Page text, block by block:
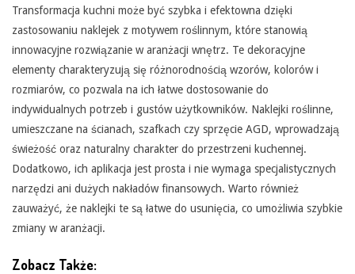
Transformacja kuchni może być szybka i efektowna dzięki
zastosowaniu naklejek z motywem roślinnym, które stanowią
innowacyjne rozwiązanie w aranżacji wnętrz. Te dekoracyjne
elementy charakteryzują się różnorodnością wzorów, kolorów i
rozmiarów, co pozwala na ich łatwe dostosowanie do
indywidualnych potrzeb i gustów użytkowników. Naklejki roślinne,
umieszczane na ścianach, szafkach czy sprzęcie AGD, wprowadzają
świeżość oraz naturalny charakter do przestrzeni kuchennej.
Dodatkowo, ich aplikacja jest prosta i nie wymaga specjalistycznych
narzędzi ani dużych nakładów finansowych. Warto również
zauważyć, że naklejki te są łatwe do usunięcia, co umożliwia szybkie
zmiany w aranżacji.
Zobacz Także: